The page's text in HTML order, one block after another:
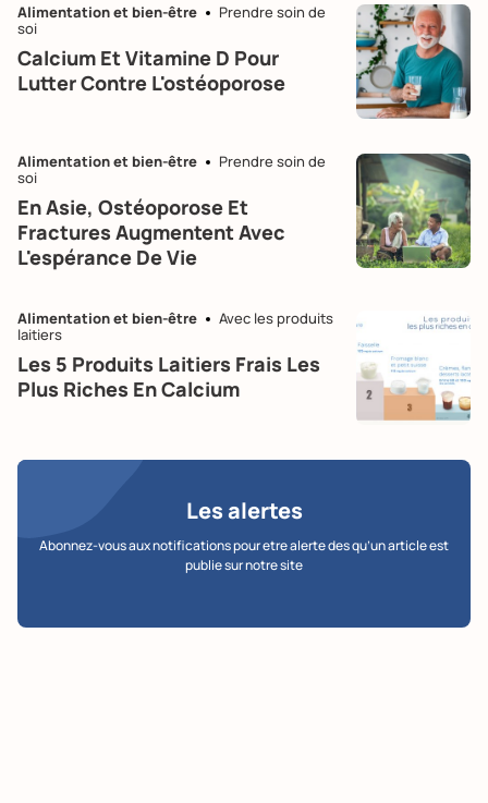
Alimentation et bien-être
Prendre soin de
soi
Calcium Et Vitamine D Pour
Lutter Contre L'ostéoporose
Alimentation et bien-être
Prendre soin de
soi
En Asie, Ostéoporose Et
Fractures Augmentent Avec
L'espérance De Vie
Alimentation et bien-être
Avec les produits
laitiers
Les 5 Produits Laitiers Frais Les
Plus Riches En Calcium
Les alertes
Abonnez-vous aux notifications pour etre alerte des qu’un article est
publie sur notre site